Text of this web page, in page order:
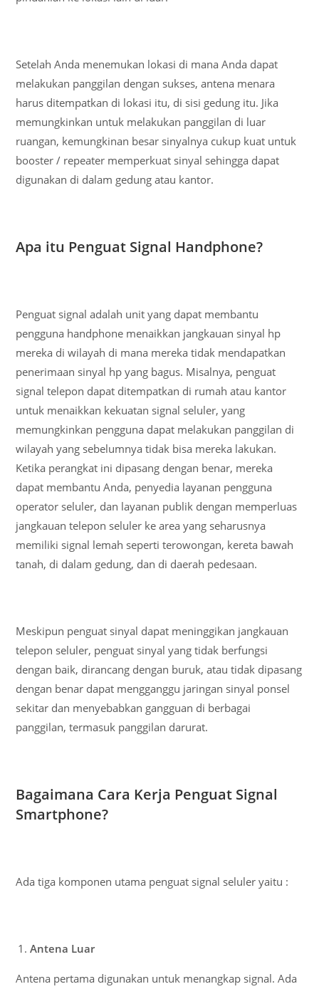
Setelah Anda menemukan lokasi di mana Anda dapat
melakukan panggilan dengan sukses, antena menara
harus ditempatkan di lokasi itu, di sisi gedung itu. Jika
memungkinkan untuk melakukan panggilan di luar
ruangan, kemungkinan besar sinyalnya cukup kuat untuk
booster / repeater memperkuat sinyal sehingga dapat
digunakan di dalam gedung atau kantor.
Apa itu Penguat Signal Handphone?
Penguat signal adalah unit yang dapat membantu
pengguna handphone menaikkan jangkauan sinyal hp
mereka di wilayah di mana mereka tidak mendapatkan
penerimaan sinyal hp yang bagus. Misalnya, penguat
signal telepon dapat ditempatkan di rumah atau kantor
untuk menaikkan kekuatan signal seluler, yang
memungkinkan pengguna dapat melakukan panggilan di
wilayah yang sebelumnya tidak bisa mereka lakukan.
Ketika perangkat ini dipasang dengan benar, mereka
dapat membantu Anda, penyedia layanan pengguna
operator seluler, dan layanan publik dengan memperluas
jangkauan telepon seluler ke area yang seharusnya
memiliki signal lemah seperti terowongan, kereta bawah
tanah, di dalam gedung, dan di daerah pedesaan.
Meskipun penguat sinyal dapat meninggikan jangkauan
telepon seluler, penguat sinyal yang tidak berfungsi
dengan baik, dirancang dengan buruk, atau tidak dipasang
dengan benar dapat mengganggu jaringan sinyal ponsel
sekitar dan menyebabkan gangguan di berbagai
panggilan, termasuk panggilan darurat.
Bagaimana Cara Kerja Penguat Signal
Smartphone?
Ada tiga komponen utama penguat signal seluler yaitu :
Antena Luar
Antena pertama digunakan untuk menangkap signal. Ada